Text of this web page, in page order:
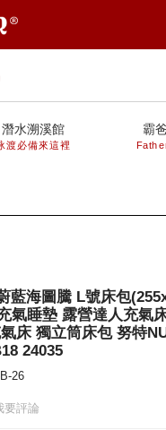
潛水溯溪館
渡必備來這裡
霸
藍海圖騰 L號床包
氣睡墊 露營達人充氣
床 獨立筒床包 努特
24035
26
要評論